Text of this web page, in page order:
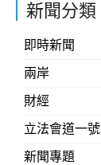
新聞分類
即時新聞
兩岸
財經
立法會道一號
新聞專題